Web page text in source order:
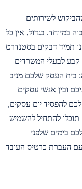
לשירותים
במיוחד. בגדול, אין כל
תמיד דבקים בסטנדרט
קבע לבעלי המשרדים
בית העסק שלכם מניב
ובין אנשי עסקים
להפסיד יום עסקים,
להתחיל להשמיש
בימים שלפני
העברת כרטיס העובד